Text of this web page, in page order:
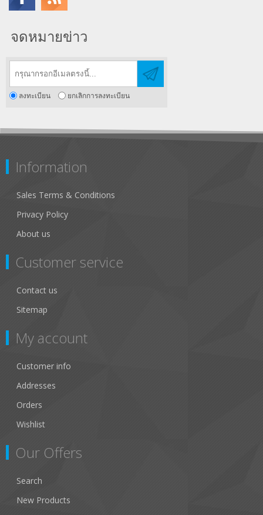
จดหมายข่าว
ลงทะเบียน ยกเลิกการลงทะเบียน
Information
Sales Terms & Conditions
Privacy Policy
About us
Customer service
Contact us
Sitemap
My account
Customer info
Addresses
Orders
Wishlist
Our Offers
Search
New Products